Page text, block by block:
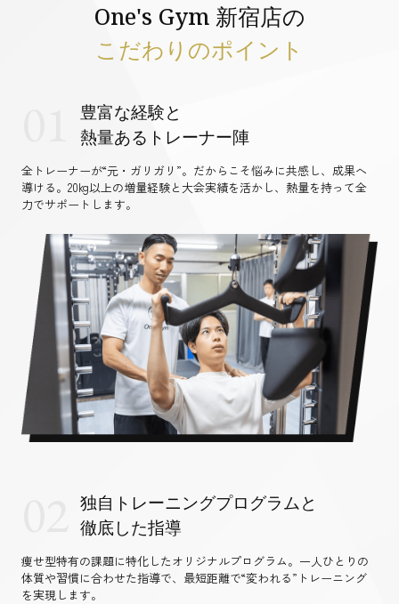
One's Gym 新宿店の
こだわりのポイント
豊富な経験と
熱量あるトレーナー陣
全トレーナーが“元・ガリガリ”。だからこそ悩みに共感し、成果へ
導ける。20kg以上の増量経験と大会実績を活かし、熱量を持って全
力でサポートします。
独自トレーニングプログラムと
徹底した指導
痩せ型特有の課題に特化したオリジナルプログラム。一人ひとりの
体質や習慣に合わせた指導で、最短距離で“変われる”トレーニング
を実現します。